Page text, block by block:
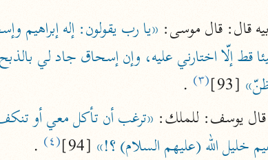
السليم
معهد الشاطبي
٢٣ مجلدًا
قال: قال موسى:
[93] (٣)
.
قال يوسف: للملك:
خليل الله (عليهم السلام) ؟!» [94] (٤)
.